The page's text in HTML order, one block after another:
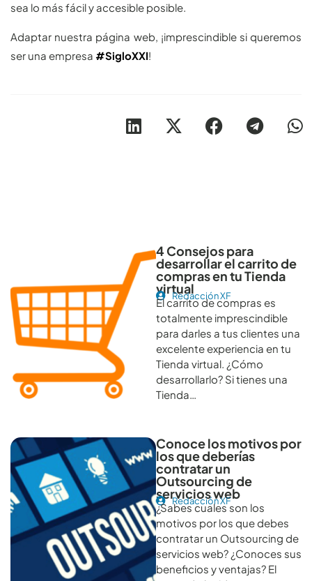
sea lo más fácil y accesible posible.
Adaptar nuestra página web, ¡imprescindible si queremos
ser una empresa #SigloXXI!
4 Consejos para
desarrollar el carrito de
compras en tu Tienda
virtual
Redacción XF
El carrito de compras es
totalmente imprescindible
para darles a tus clientes una
excelente experiencia en tu
Tienda virtual. ¿Cómo
desarrollarlo? Si tienes una
Tienda…
Conoce los motivos por
los que deberías
contratar un
Outsourcing de
servicios web
Redacción XF
¿Sabes cuales son los
motivos por los que debes
contratar un Outsourcing de
servicios web? ¿Conoces sus
beneficios y ventajas? El